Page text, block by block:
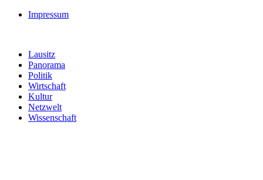
Impressum
Lausitz
Panorama
Politik
Wirtschaft
Kultur
Netzwelt
Wissenschaft